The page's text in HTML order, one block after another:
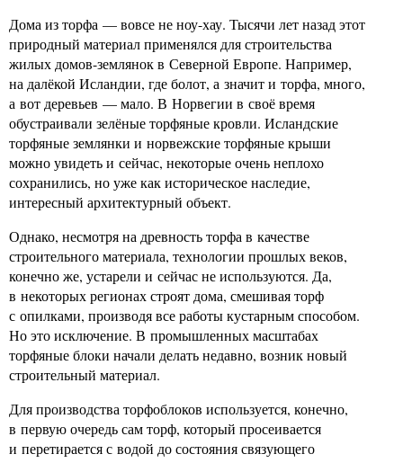
Дома из торфа — вовсе не ноу-хау. Тысячи лет назад этот
природный материал применялся для строительства
жилых домов-землянок в Северной Европе. Например,
на далёкой Исландии, где болот, а значит и торфа, много,
а вот деревьев — мало. В Норвегии в своё время
обустраивали зелёные торфяные кровли. Исландские
торфяные землянки и норвежские торфяные крыши
можно увидеть и сейчас, некоторые очень неплохо
сохранились, но уже как историческое наследие,
интересный архитектурный объект.
Однако, несмотря на древность торфа в качестве
строительного материала, технологии прошлых веков,
конечно же, устарели и сейчас не используются. Да,
в некоторых регионах строят дома, смешивая торф
с опилками, производя все работы кустарным способом.
Но это исключение. В промышленных масштабах
торфяные блоки начали делать недавно, возник новый
строительный материал.
Для производства торфоблоков используется, конечно,
в первую очередь сам торф, который просеивается
и перетирается с водой до состояния связующего